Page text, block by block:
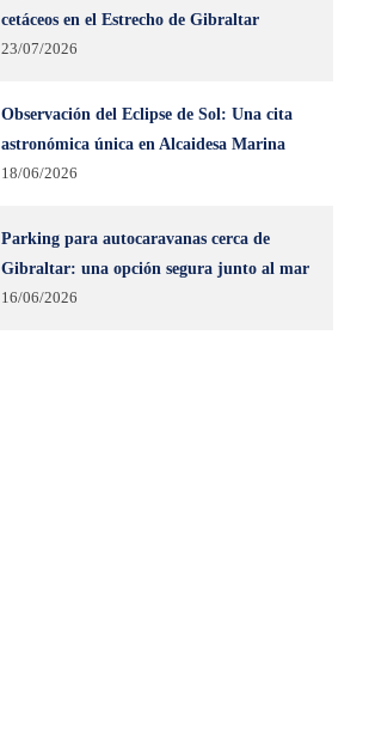
cetáceos en el Estrecho de Gibraltar
23/07/2026
Observación del Eclipse de Sol: Una cita
astronómica única en Alcaidesa Marina
18/06/2026
Parking para autocaravanas cerca de
Gibraltar: una opción segura junto al mar
16/06/2026